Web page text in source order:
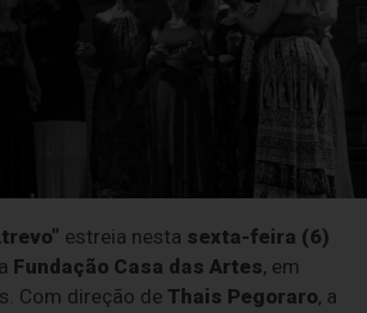
estreia nesta sexta-feira (6)
Fundação Casa das Artes, em
Com direção de Thais Pegoraro, a